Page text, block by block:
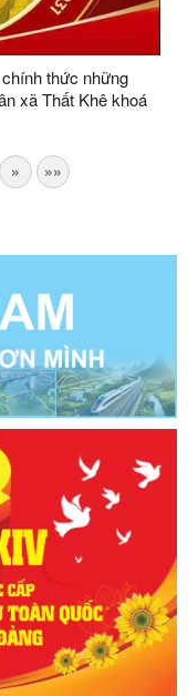
thức những
xã Thất Khê khoá
» »»